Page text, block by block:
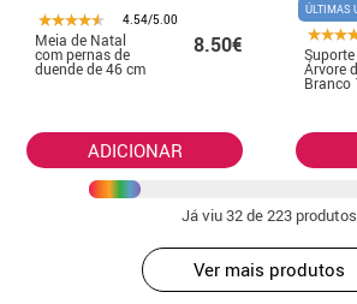
4.54/5.00
Meia de Natal
com pernas de
duende de 46 cm
8.50€
ADICIONAR
ÚLTIMAS
Árvore
Branco
Já viu32de 223 produtos
Ver mais produtos